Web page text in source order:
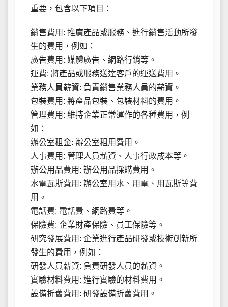
重要，包含以下項目：
銷售費用: 推廣產品或服務、進行銷售活動所發
生的費用，例如：
廣告費用: 媒體廣告、網路行銷等。
運費: 將產品或服務送達客戶的運送費用。
業務人員薪資: 負責銷售業務人員的薪資。
包裝費用: 將產品包裝、包裝材料的費用。
管理費用: 維持企業正常運作的各種費用，例
如：
辦公室租金: 辦公室租用費用。
人事費用: 管理人員薪資、人事行政成本等。
辦公用品費用: 辦公用品採購費用。
水電瓦斯費用: 辦公室用水、用電、用瓦斯等費
用。
電話費: 電話費、網路費等。
保險費: 企業財產保險、員工保險等。
研究發展費用: 企業進行產品研發或技術創新所
發生的費用，例如：
研發人員薪資: 負責研發人員的薪資。
實驗材料費用: 進行實驗的材料費用。
設備折舊費用: 研發設備折舊費用。